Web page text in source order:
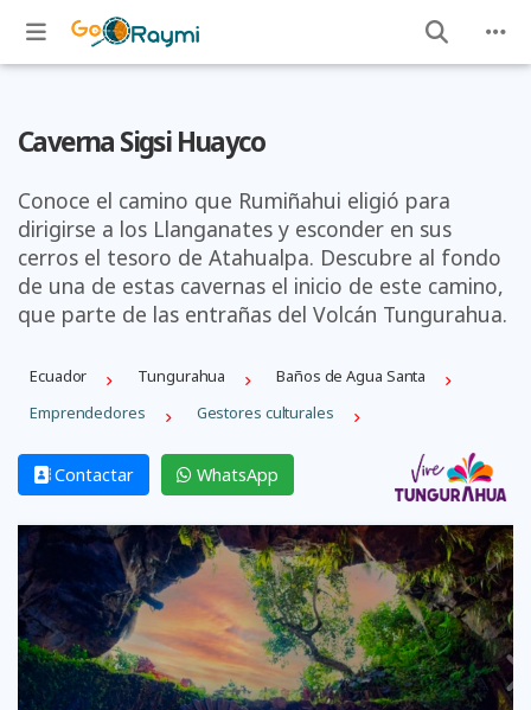
Caverna Sigsi Huayco
Conoce el camino que Rumiñahui eligió para
dirigirse a los Llanganates y esconder en sus
cerros el tesoro de Atahualpa. Descubre al fondo
de una de estas cavernas el inicio de este camino,
que parte de las entrañas del Volcán Tungurahua.
Ecuador Tungurahua
Baños de Agua Santa
Emprendedores
Gestores culturales
Contactar WhatsApp
Previous